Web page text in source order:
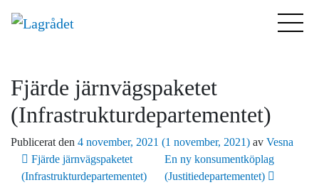
Fjärde järnvägspaketet
(Infrastrukturdepartementet)
Publicerat den 4 november, 2021 (1 november, 2021) av Vesna
Inläggsnavigering
Fjärde järnvägspaketet
(Infrastrukturdepartementet)
En ny konsumentköplag
(Justitiedepartementet)